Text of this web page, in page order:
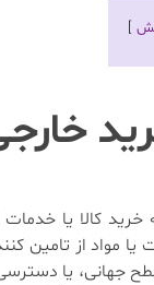
کالا یا
مواد از تامین
سطح جهانی، یا